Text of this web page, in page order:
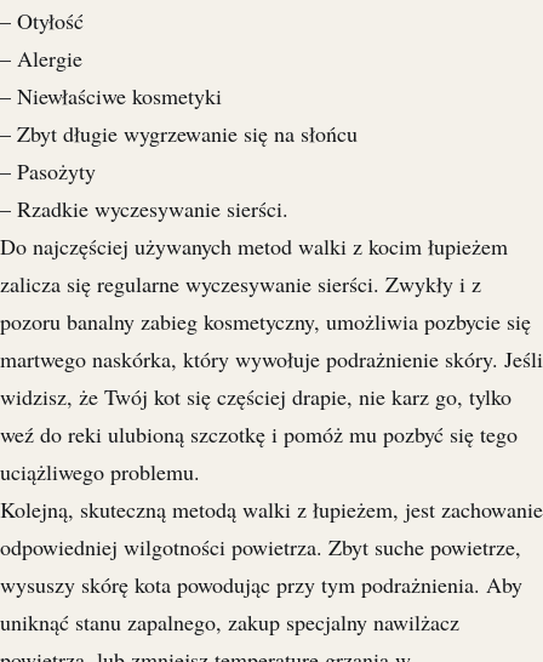
– Otyłość
– Alergie
– Niewłaściwe kosmetyki
– Zbyt długie wygrzewanie się na słońcu
– Pasożyty
– Rzadkie wyczesywanie sierści.
Do najczęściej używanych metod walki z kocim łupieżem
zalicza się regularne wyczesywanie sierści. Zwykły i z
pozoru banalny zabieg kosmetyczny, umożliwia pozbycie się
martwego naskórka, który wywołuje podrażnienie skóry. Jeśli
widzisz, że Twój kot się częściej drapie, nie karz go, tylko
weź do reki ulubioną szczotkę i pomóż mu pozbyć się tego
uciążliwego problemu.
Kolejną, skuteczną metodą walki z łupieżem, jest zachowanie
odpowiedniej wilgotności powietrza. Zbyt suche powietrze,
wysuszy skórę kota powodując przy tym podrażnienia. Aby
uniknąć stanu zapalnego, zakup specjalny nawilżacz